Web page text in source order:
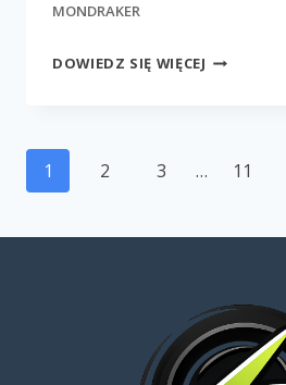
MONDRAKER
DOWIEDZ SIĘ WIĘCEJ CRUSHER
Nawigacja
strony
1 2 3 … 11